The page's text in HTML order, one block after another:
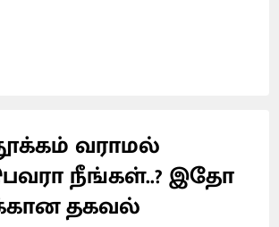
வராமல்
நீங்கள்..? இதோ
தகவல்